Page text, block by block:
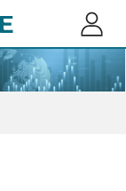
Navigate